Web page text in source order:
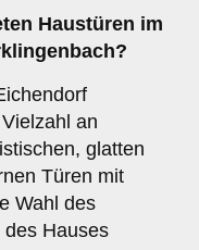
Haustüren im
an
glatten
Türen mit
Wahl des
des Hauses